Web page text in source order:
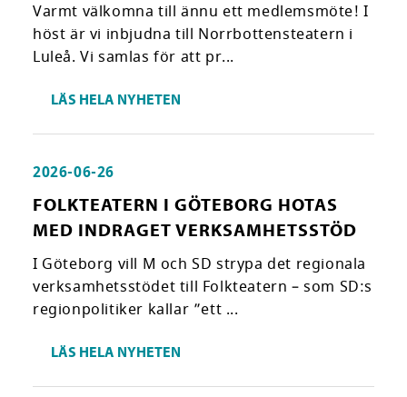
Varmt välkomna till ännu ett medlemsmöte! I
höst är vi inbjudna till Norrbottensteatern i
Luleå. Vi samlas för att pr...
LÄS HELA NYHETEN
2026-06-26
FOLKTEATERN I GÖTEBORG HOTAS
MED INDRAGET VERKSAMHETSSTÖD
I Göteborg vill M och SD strypa det regionala
verksamhetsstödet till Folkteatern – som SD:s
regionpolitiker kallar ”ett ...
LÄS HELA NYHETEN